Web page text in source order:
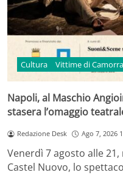
Cultura Vittime di Camorra
Napoli, al Maschio
stasera l’omaggio
Redazione Desk Ago 7, 2026
Venerdì 7 agosto alle
Castel Nuovo, lo